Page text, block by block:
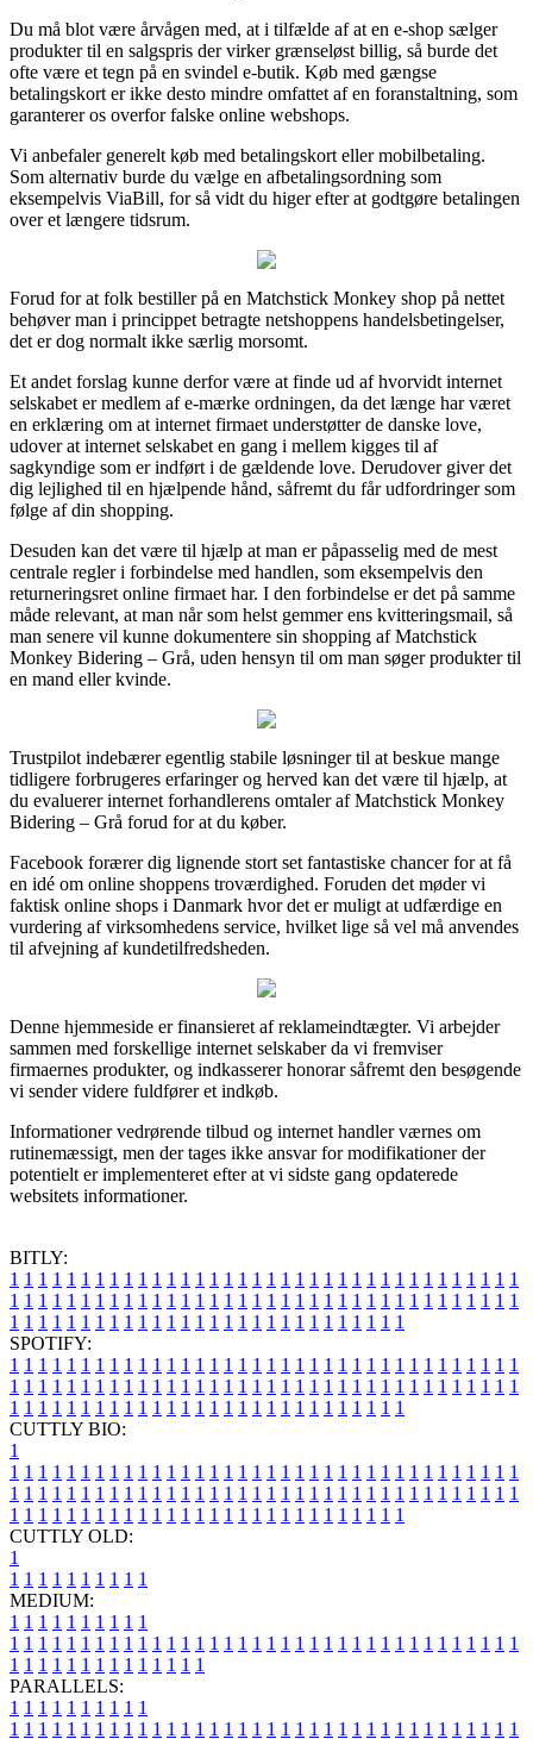
Du må blot være årvågen med, at i tilfælde af at en e-shop sælger
produkter til en salgspris der virker grænseløst billig, så burde det
ofte være et tegn på en svindel e-butik. Køb med gængse
betalingskort er ikke desto mindre omfattet af en foranstaltning, som
garanterer os overfor falske online webshops.
Vi anbefaler generelt køb med betalingskort eller mobilbetaling.
Som alternativ burde du vælge en afbetalingsordning som
eksempelvis ViaBill, for så vidt du higer efter at godtgøre betalingen
over et længere tidsrum.
Forud for at folk bestiller på en Matchstick Monkey shop på nettet
behøver man i princippet betragte netshoppens handelsbetingelser,
det er dog normalt ikke særlig morsomt.
Et andet forslag kunne derfor være at finde ud af hvorvidt internet
selskabet er medlem af e-mærke ordningen, da det længe har været
en erklæring om at internet firmaet understøtter de danske love,
udover at internet selskabet en gang i mellem kigges til af
sagkyndige som er indført i de gældende love. Derudover giver det
dig lejlighed til en hjælpende hånd, såfremt du får udfordringer som
følge af din shopping.
Desuden kan det være til hjælp at man er påpasselig med de mest
centrale regler i forbindelse med handlen, som eksempelvis den
returneringsret online firmaet har. I den forbindelse er det på samme
måde relevant, at man når som helst gemmer ens kvitteringsmail, så
man senere vil kunne dokumentere sin shopping af Matchstick
Monkey Bidering – Grå, uden hensyn til om man søger produkter til
en mand eller kvinde.
Trustpilot indebærer egentlig stabile løsninger til at beskue mange
tidligere forbrugeres erfaringer og herved kan det være til hjælp, at
du evaluerer internet forhandlerens omtaler af Matchstick Monkey
Bidering – Grå forud for at du køber.
Facebook forærer dig lignende stort set fantastiske chancer for at få
en idé om online shoppens troværdighed. Foruden det møder vi
faktisk online shops i Danmark hvor det er muligt at udfærdige en
vurdering af virksomhedens service, hvilket lige så vel må anvendes
til afvejning af kundetilfredsheden.
Denne hjemmeside er finansieret af reklameindtægter. Vi arbejder
sammen med forskellige internet selskaber da vi fremviser
firmaernes produkter, og indkasserer honorar såfremt den besøgende
vi sender videre fuldfører et indkøb.
Informationer vedrørende tilbud og internet handler værnes om
rutinemæssigt, men der tages ikke ansvar for modifikationer der
potentielt er implementeret efter at vi sidste gang opdaterede
websitets informationer.
BITLY:
1 1 1 1 1 1 1 1 1 1 1 1 1 1 1 1 1 1 1 1 1 1 1 1 1 1 1 1 1 1 1 1 1 1 1 1
1 1 1 1 1 1 1 1 1 1 1 1 1 1 1 1 1 1 1 1 1 1 1 1 1 1 1 1 1 1 1 1 1 1 1 1
1 1 1 1 1 1 1 1 1 1 1 1 1 1 1 1 1 1 1 1 1 1 1 1 1 1 1 1
SPOTIFY:
1 1 1 1 1 1 1 1 1 1 1 1 1 1 1 1 1 1 1 1 1 1 1 1 1 1 1 1 1 1 1 1 1 1 1 1
1 1 1 1 1 1 1 1 1 1 1 1 1 1 1 1 1 1 1 1 1 1 1 1 1 1 1 1 1 1 1 1 1 1 1 1
1 1 1 1 1 1 1 1 1 1 1 1 1 1 1 1 1 1 1 1 1 1 1 1 1 1 1 1
CUTTLY BIO:
1
1 1 1 1 1 1 1 1 1 1 1 1 1 1 1 1 1 1 1 1 1 1 1 1 1 1 1 1 1 1 1 1 1 1 1 1
1 1 1 1 1 1 1 1 1 1 1 1 1 1 1 1 1 1 1 1 1 1 1 1 1 1 1 1 1 1 1 1 1 1 1 1
1 1 1 1 1 1 1 1 1 1 1 1 1 1 1 1 1 1 1 1 1 1 1 1 1 1 1 1
CUTTLY OLD:
1
1 1 1 1 1 1 1 1 1 1
MEDIUM:
1 1 1 1 1 1 1 1 1 1
1 1 1 1 1 1 1 1 1 1 1 1 1 1 1 1 1 1 1 1 1 1 1 1 1 1 1 1 1 1 1 1 1 1 1 1
1 1 1 1 1 1 1 1 1 1 1 1 1 1
PARALLELS:
1 1 1 1 1 1 1 1 1 1
1 1 1 1 1 1 1 1 1 1 1 1 1 1 1 1 1 1 1 1 1 1 1 1 1 1 1 1 1 1 1 1 1 1 1 1